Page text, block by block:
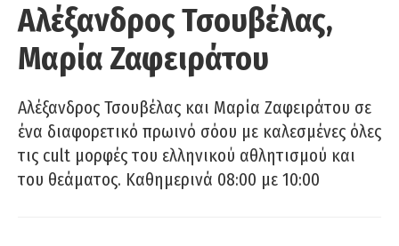
Αλέξανδρος Τσουβέλας,
Μαρία Ζαφειράτου
Αλέξανδρος Τσουβέλας και Μαρία Ζαφειράτου σε
ένα διαφορετικό πρωινό σόου με καλεσμένες όλες
τις cult μορφές του ελληνικού αθλητισμού και
του θεάματος. Καθημερινά 08:00 με 10:00